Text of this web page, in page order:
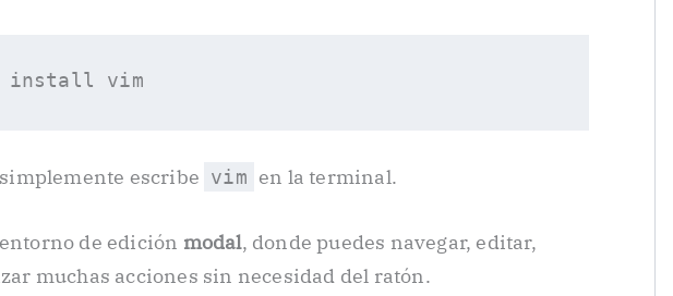
escribe vim en la terminal.
de edición modal, donde puedes navegar, editar,
muchas acciones sin necesidad del ratón.